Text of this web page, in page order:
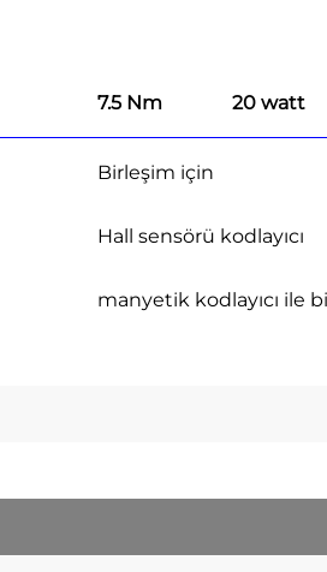
7.5 Nm 20 watt
Birleşim için
Hall sensörü kodlayıcı
manyetik kodlayıcı ile